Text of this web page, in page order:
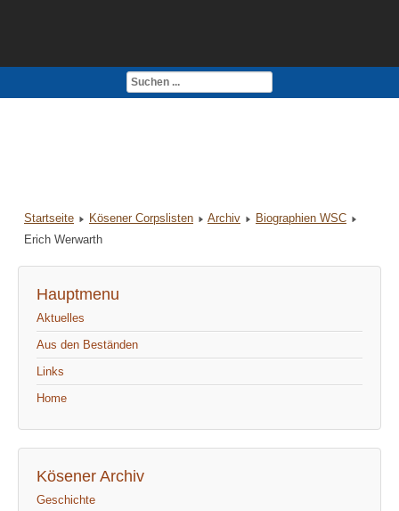
Impressum
Startseite Kösener Corpslisten Archiv
Biographien WSC
Erich Werwarth
Hauptmenu
Aktuelles
Aus den Beständen
Links
Home
Kösener Archiv
Geschichte